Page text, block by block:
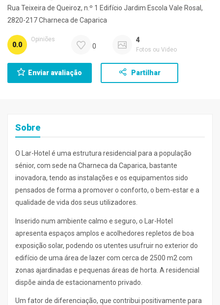
Rua Teixeira de Queiroz, n.º 1 Edifício Jardim Escola Vale Rosal,
2820-217 Charneca de Caparica
0.0
Opiniões
0
4
Fotos ou Video
Enviar avaliação Partilhar
Sobre
O Lar-Hotel é uma estrutura residencial para a população
sénior, com sede na Charneca da Caparica, bastante
inovadora, tendo as instalações e os equipamentos sido
pensados de forma a promover o conforto, o bem-estar e a
qualidade de vida dos seus utilizadores.
Inserido num ambiente calmo e seguro, o Lar-Hotel
apresenta espaços amplos e acolhedores repletos de boa
exposição solar, podendo os utentes usufruir no exterior do
edifício de uma área de lazer com cerca de 2500 m2 com
zonas ajardinadas e pequenas áreas de horta. A residencial
dispõe ainda de estacionamento privado.
Um fator de diferenciação, que contribui positivamente para